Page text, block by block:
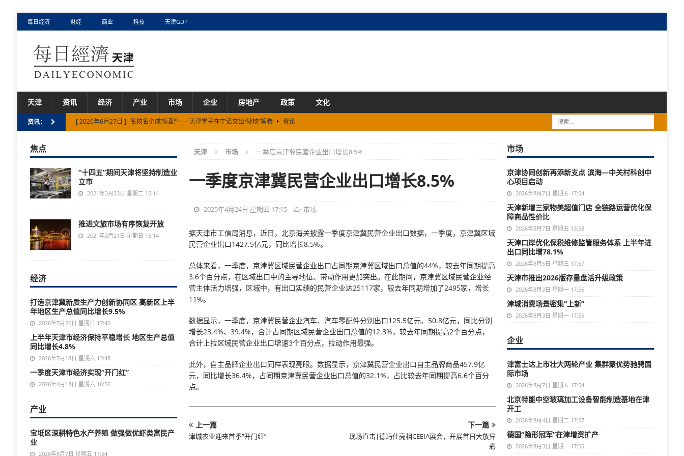
每日经济 财经 商业 科技 天津GDP
天津 资讯 经济 产业 市场 企业 房地产 政策 文化
资讯： [ 2026年6月27日 ] 名校名企成“标配”——天津学子在宁诺交出“硬核”答卷
资讯
[ 2025年5月1日 ] 履行“大城三管”倡议 共筑城市安全防线
资讯
[ 2024年10月25日 ] 宝坻区探索“五+”赋能乡村振兴新模式
资讯
[ 2026年7月31日 ]
上半年天津市国资国企战略性新兴产业投资占比再创新高 资讯
天津 市场 一季度京津冀民营企业出口增长8.5%
一季度京津冀民营企业出口增长8.5%
2025年4月24日 星期四 17:15 市场
据天津市工信局消息，近日，北京海关披露一季度京津冀民营企业出口数据，一季度，京津冀区域
民营企业出口1427.5亿元，同比增长8.5%。
总体来看，一季度，京津冀区域民营企业出口占同期京津冀区域出口总值的44%，较去年同期提高
3.6个百分点，在区域出口中的主导地位、带动作用更加突出。在此期间，京津冀区域民营企业经
营主体活力增强，区域中，有出口实绩的民营企业达25117家，较去年同期增加了2495家，增长
11%。
数据显示，一季度，京津冀民营企业汽车、汽车零配件分别出口125.5亿元、50.8亿元，同比分别
增长23.4%、39.4%，合计占同期区域民营企业出口总值的12.3%，较去年同期提高2个百分点，
合计上拉区域民营企业出口增速3个百分点，拉动作用最强。
此外，自主品牌企业出口同样表现亮眼。数据显示，京津冀民营企业出口自主品牌商品457.9亿
元，同比增长36.4%，占同期京津冀民营企业出口总值的32.1%，占比较去年同期提高6.6个百分
点。
上一篇
津城农业迎来首季“开门红”
下一篇
现场直击|德玛仕亮相CEEIA展会，开展首日大放异
彩
焦点
“十四五”期间天津将坚持制造业
立市
2021年3月23日 星期二 15:14
推进文旅市场有序恢复开放
2021年3月21日 星期日 15:14
经济
打造京津冀新质生产力创新协同区 高新区上半
年地区生产总值同比增长9.5%
2026年7月26日 星期日 17:46
上半年天津市经济保持平稳增长 地区生产总值
同比增长4.8%
2026年7月18日 星期六 13:48
一季度天津市经济实现“开门红”
2026年4月18日 星期六 16:56
产业
宝坻区深耕特色水产养殖 做强做优虾类富民产
业
2026年8月7日 星期五 17:54
市场
京津协同创新再添新支点 滨海—中关村科创中
心项目启动
2026年8月7日 星期五 17:54
天津新增三家物美超值门店 全链路运营优化保
障商品性价比
2026年8月7日 星期五 13:58
天津口岸优化保税维修监管服务体系 上半年进
出口同比增78.1%
2026年8月5日 星期三 17:57
天津市推出2026版存量盘活升级政策
2026年8月3日 星期一 17:56
津城消费场景密集“上新”
2026年8月3日 星期一 17:55
企业
津富士达上市壮大两轮产业 集群聚优势驰骋国
际市场
2026年8月7日 星期五 17:54
北京特能中空玻璃加工设备智能制造基地在津
开工
2026年8月4日 星期二 17:57
德国“隐形冠军”在津增资扩产
2026年8月3日 星期一 17:55